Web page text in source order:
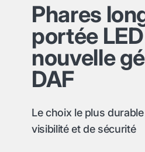
Phares
portée
nouvelle
DAF
Le choix le plus
visibilité et de sécurité